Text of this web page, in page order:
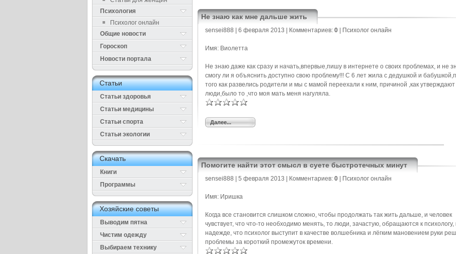
Психология
Психолог онлайн
Общие новости
Гороскоп
Новости портала
Cтатьи
Статьи здоровья
Cтатьи медицины
Статьи спорта
Статьи экологии
Cкачать
Книги
Программы
Хозяйские советы
Выводим пятна
Чистим одежду
Выбираем технику
Не знаю как мне дальше жить
sensei888 | 6 февраля 2013 | Комментариев: 0 Психолог онлайн
Имя: Виолетта
Не знаю даже как сразу и начать,впервые,пишу в интернете о своих проблемах, и не
смогу ли я объяснить доступно свою проблему!!! C 6 лет жила с дедушкой и
того как развелись родители и мы с мамой переехали к ним, причиной ,как утверждают
люди,было то ,что моя мать меня нагуляла.
Далее...
Помогите найти этот смысл в суете быстротечных минут
sensei888 | 5 февраля 2013 | Комментариев: 0 Психолог онлайн
Имя: Иришка
Когда все становится слишком сложно, чтобы продолжать так жить дальше, и человек
чувствует, что что-то необходимо менять, то люди, зачастую, обращаются к психологу,
надежде, что психолог выступит в качестве волшебника и лёгким мановением руки
проблемы за короткий промежуток времени.